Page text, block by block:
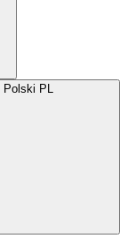
Polski PL